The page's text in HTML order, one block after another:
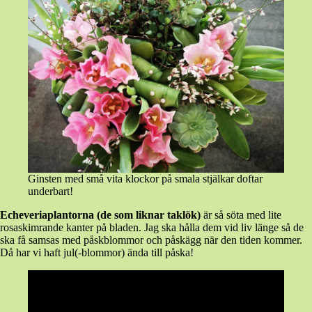
Ginsten med små vita klockor på smala stjälkar doftar
underbart!
Echeveriaplantorna (de som liknar taklök) är så söta med lite
rosaskimrande kanter på bladen. Jag ska hålla dem vid liv länge så de
ska få samsas med påskblommor och påskägg när den tiden kommer.
Då har vi haft jul(-blommor) ända till påska!